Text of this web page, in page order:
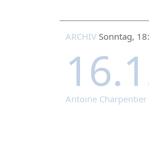
ARCHIV Sonntag,
Antoine Charpentier